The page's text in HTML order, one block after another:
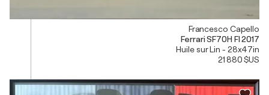
Francesco Capello
Ferrari SF70H FI 2017
Huile sur Lin - 28x47in
21 880 $US